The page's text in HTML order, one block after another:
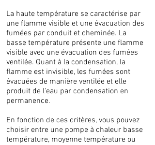
La haute température se caractérise par
une flamme visible et une évacuation des
fumées par conduit et cheminée. La
basse température présente une flamme
visible avec une évacuation des fumées
ventilée. Quant à la condensation, la
flamme est invisible, les fumées sont
évacuées de manière ventilée et elle
produit de l'eau par condensation en
permanence.
En fonction de ces critères, vous pouvez
choisir entre une pompe à chaleur basse
température, moyenne température ou